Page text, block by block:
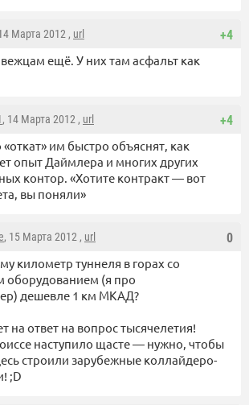
+4
Марта 2012 , url
ещё. У них там асфальт как
+4
, 14 Марта 2012 , url
им быстро объяснят, как
опыт Даймлера и многих других
контор. «Хотите контракт — вот
вы поняли»
0
, 15 Марта 2012 , url
километр туннеля в горах со
оборудованием (я про
дешевле 1 км МКАД?
на ответ на вопрос тысячелетия!
наступило щасте — нужно, чтобы
строили зарубежные коллайдеро-
;D